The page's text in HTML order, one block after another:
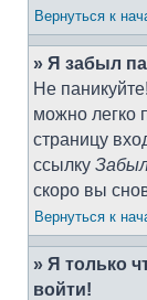
Вернуться к
» Я забыл
Не
можно легко
страницу
ссылку
скоро вы
Вернуться к
» Я только
войти!